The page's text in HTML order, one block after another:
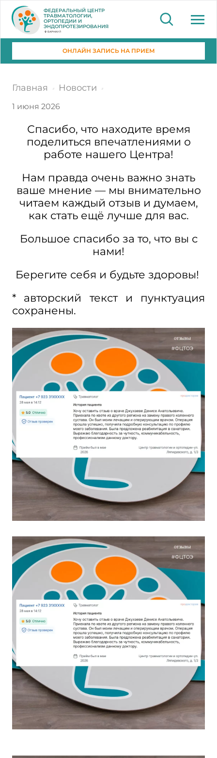
ФЕДЕРАЛЬНЫЙ ЦЕНТР
ТРАВМАТОЛОГИИ,
ОРТОПЕДИИ И
ЭНДОПРОТЕЗИРОВАНИЯ
БАРНАУЛ
ОНЛАЙН ЗАПИСЬ НА ПРИЕМ
Главная Новости
1 июня 2026
Спасибо, что находите время
поделиться впечатлениями о
работе нашего Центра!
Нам правда очень важно знать
ваше мнение — мы внимательно
читаем каждый отзыв и думаем,
как стать ещё лучше для вас.
Большое спасибо за то, что вы с
нами!
Берегите себя и будьте здоровы!
* авторский текст и пунктуация
сохранены.